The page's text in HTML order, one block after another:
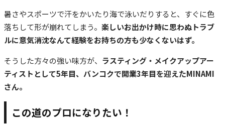
暑さやスポーツで汗をかいたり海で泳いだりすると、すぐに色
落ちして形が崩れてしまう。 楽しいお出かけ時に思わぬトラブ
ルに意気消沈なんて経験をお持ちの方も少なくないはず。
そうした方々の強い味方が、 ラスティング・メイクアップアー
ティストとして5年目、バンコクで開業3年目を迎えたMINAMI
さん。
この道のプロになりたい！